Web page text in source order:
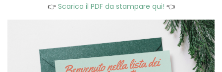
👉 Scarica il PDF da stampare qui! 👈